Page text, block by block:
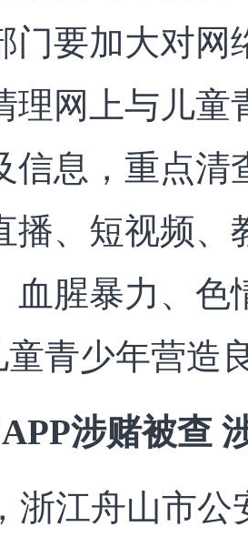
门要加大对网
理网上与儿童
信息，重点清
播、短视频、
血腥暴力、色
青少年营造
涉赌被查
浙江舟山市